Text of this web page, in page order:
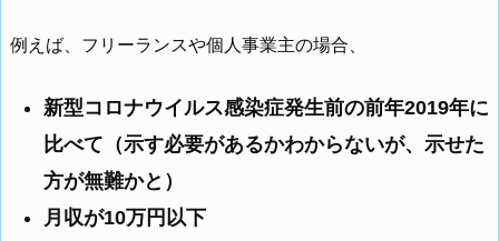
例えば、フリーランスや個人事業主の場合、
新型コロナウイルス感染症発生前の前年2019年に
比べて（示す必要があるかわからないが、示せた
方が無難かと）
月収が10万円以下